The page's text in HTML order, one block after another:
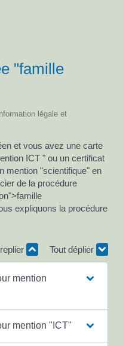
"famille
légale et
et vous avez une carte
ICT " ou un certificat
mention "scientifique" en
de la procédure
expliquons la procédure
Tout déplier
mention
mention "ICT"